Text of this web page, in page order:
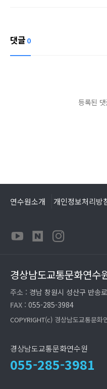
댓글 0
등록된
연수원소개 개인정보처리방
경상남도교통문화연수
주소 : 경남 창원시 성산구 반송
FAX : 055-285-3984
COPYRIGHT(c) 경상남도교통문화
경상남도교통문화연수원
055-285-3981